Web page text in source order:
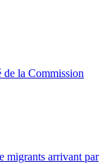
de la Commission
migrants arrivant par